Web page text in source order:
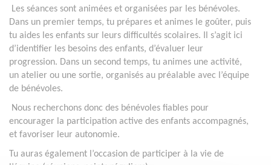
Les séances sont animées et organisées par les bénévoles.
Dans un premier temps, tu prépares et animes le goûter, puis
tu aides les enfants sur leurs difficultés scolaires. Il s’agit ici
d’identifier les besoins des enfants, d’évaluer leur
progression. Dans un second temps, tu animes une activité,
un atelier ou une sortie, organisés au préalable avec l’équipe
de bénévoles.
Nous recherchons donc des bénévoles fiables pour
encourager la participation active des enfants accompagnés,
et favoriser leur autonomie.
Tu auras également l’occasion de participer à la vie de